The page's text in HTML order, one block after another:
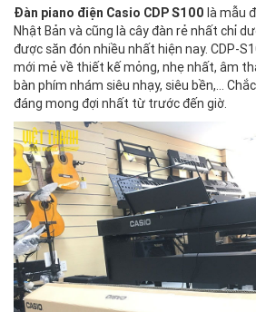
Đàn piano điện Casio CDP S100 là mẫu
Nhật Bản và cũng là cây đàn rẻ nhất chỉ
được săn đón nhiều nhất hiện nay. CDP-
mới mẻ về thiết kế mỏng, nhẹ nhất, âm
bàn phím nhám siêu nhạy, siêu bền,...
đáng mong đợi nhất từ trước đến giờ.